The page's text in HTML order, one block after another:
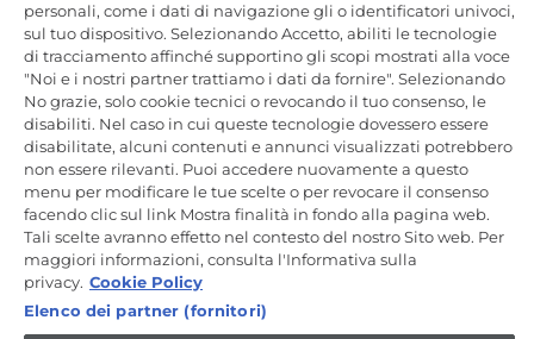
CANDY HOOVER GROUP S.r.I. - a Socio Unico - SEDE LEGALE: Via
Comolli, 57 - 20861 Brugherio (MB) - Italia - SEDI AMMINISTRATIVE:
Via Privata Eden Fumagalli snc - 20861 Brugherio (MB) e Via Trento
n. 20/A-22 - 20871 Vimercate (MB) - Italia - Tel.: +39.039.2086.1 - Fax:
+39.039.2086.237 - Capitale sociale € 35.000.000,00 i.v. - Cod.
Fiscale e n. iscr. al Registro Imprese di Milano-Monza-Brianza-Lodi
04666310158 - P. IVA 00786860965 - Numero REA: MB-1033934 -
Autorizzazione IT AEOF 211870 - Società soggetta ad attività di
direzione e coordinamento di Candy S.p.A. - Casella PEC:
candyhoovergroupsrl@legalmail.it
IT / Italiano
personali, come i dati di navigazione gli o identificatori univoci,
sul tuo dispositivo. Selezionando Accetto, abiliti le tecnologie
di tracciamento affinché supportino gli scopi mostrati alla voce
"Noi e i nostri partner trattiamo i dati da fornire". Selezionando
No grazie, solo cookie tecnici o revocando il tuo consenso, le
disabiliti. Nel caso in cui queste tecnologie dovessero essere
disabilitate, alcuni contenuti e annunci visualizzati potrebbero
non essere rilevanti. Puoi accedere nuovamente a questo
menu per modificare le tue scelte o per revocare il consenso
facendo clic sul link Mostra finalità in fondo alla pagina web.
Tali scelte avranno effetto nel contesto del nostro Sito web. Per
maggiori informazioni, consulta l'Informativa sulla
privacy. Cookie Policy
Elenco dei partner (fornitori)